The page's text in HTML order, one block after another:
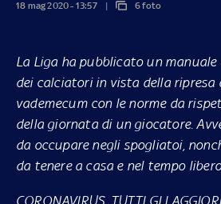
18 mag 2020 - 13:57 6 foto
La Liga ha pubblicato un manuale
dei calciatori in vista della ripresa
vademecum con le norme da
della giornata di un giocatore.
da occupare negli spogliatoi,
da tenere a casa e nel tempo libero
CORONAVIRUS, TUTTI GLI